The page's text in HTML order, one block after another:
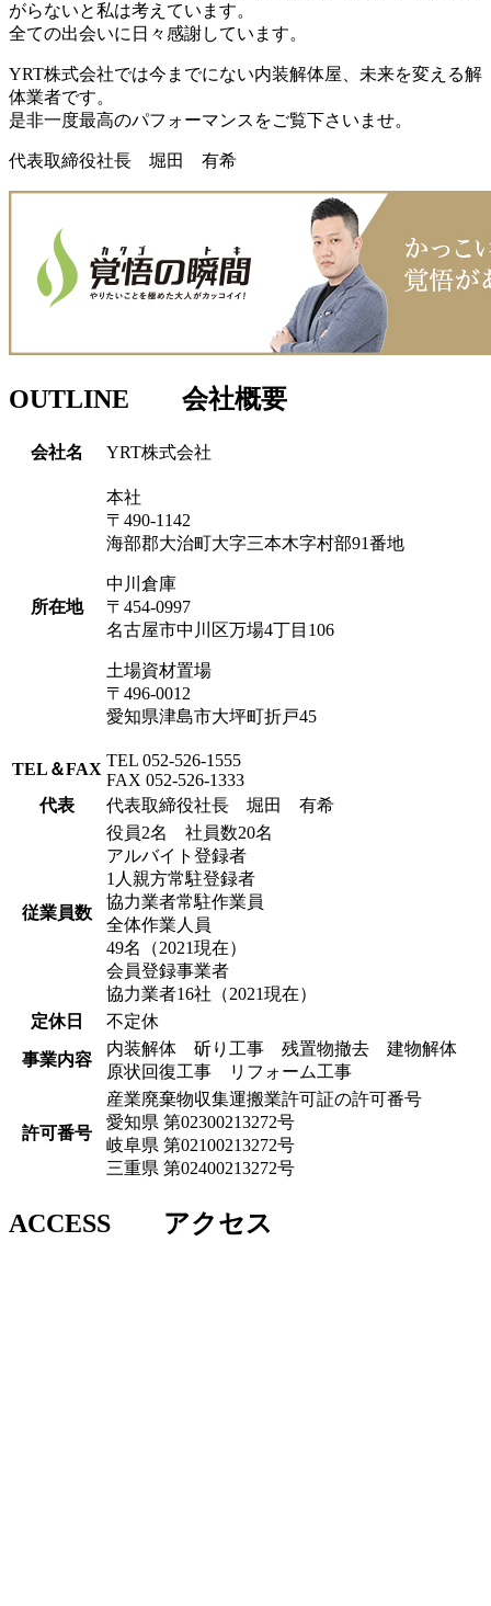
がらないと私は考えています。
全ての出会いに日々感謝しています。
YRT株式会社では今までにない内装解体屋、未来を変える解
体業者です。
是非一度最高のパフォーマンスをご覧下さいませ。
代表取締役社長 堀田 有希
OUTLINE 会社概要
会社名 YRT株式会社
所在地
本社
〒490-1142
海部郡大治町大字三本木字村部91番地
中川倉庫
〒454-0997
名古屋市中川区万場4丁目106
土場資材置場
〒496-0012
愛知県津島市大坪町折戸45
TEL＆FAX TEL 052-526-1555
FAX 052-526-1333
代表
代表取締役社長 堀田 有希
従業員数
役員2名 社員数20名
アルバイト登録者
1人親方常駐登録者
協力業者常駐作業員
全体作業人員
49名（2021現在）
会員登録事業者
協力業者16社（2021現在）
定休日
不定休
事業内容
内装解体 斫り工事 残置物撤去 建物解体
原状回復工事 リフォーム工事
許可番号
産業廃棄物収集運搬業許可証の許可番号
愛知県 第02300213272号
岐阜県 第02100213272号
三重県 第02400213272号
ACCESS アクセス